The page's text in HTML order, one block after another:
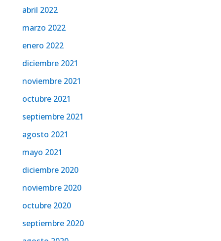
abril 2022
marzo 2022
enero 2022
diciembre 2021
noviembre 2021
octubre 2021
septiembre 2021
agosto 2021
mayo 2021
diciembre 2020
noviembre 2020
octubre 2020
septiembre 2020